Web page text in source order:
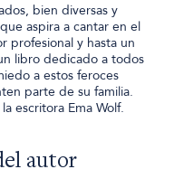
bien diversas y
aspira a cantar en el
profesional y hasta un
libro dedicado a todos
a estos feroces
parte de su familia.
escritora Ema Wolf.
autor